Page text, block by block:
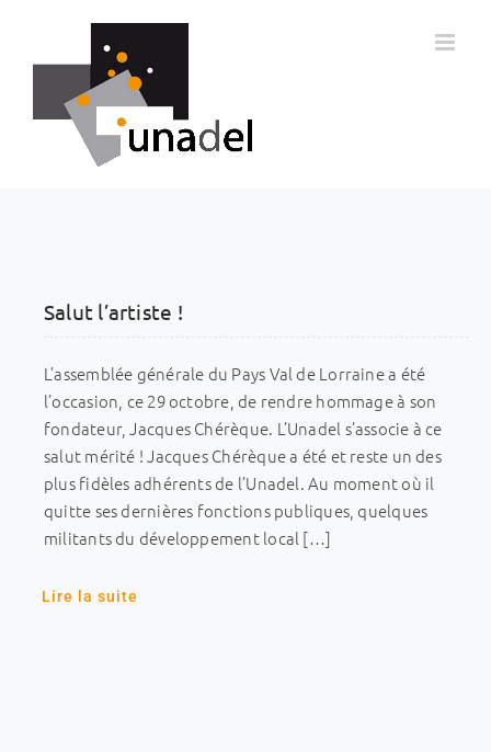
contenu
Salut l’artiste !
L’assemblée générale du Pays Val de Lorraine a été
l’occasion, ce 29 octobre, de rendre hommage à son
fondateur, Jacques Chérèque. L’Unadel s’associe à ce
salut mérité ! Jacques Chérèque a été et reste un des
plus fidèles adhérents de l’Unadel. Au moment où il
quitte ses dernières fonctions publiques, quelques
militants du développement local […]
Lire la suite